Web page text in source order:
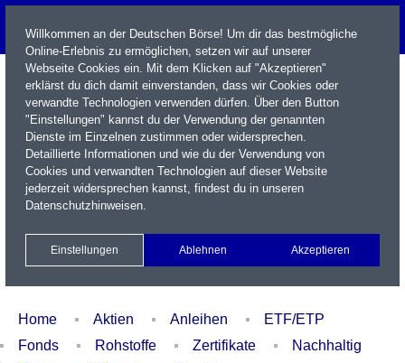
Name / WKN / ISIN / Kürzel
Xetra Realtime
Watchlist Portfolio Login
Home Aktien Anleihen
ETF/ETP
Fonds
Rohstoffe Zertifikate
Nachhaltig
Willkommen an der Deutschen Börse! Um dir das bestmögliche
Online-Erlebnis zu ermöglichen, setzen wir auf unserer
Webseite Cookies ein. Mit dem Klicken auf "Akzeptieren"
erklärst du dich damit einverstanden, dass wir Cookies oder
verwandte Technologien verwenden dürfen. Über den Button
"Einstellungen" kannst du der Verwendung der genannten
Dienste im Einzelnen zustimmen oder widersprechen.
Detaillierte Informationen und wie du der Verwendung von
Cookies und verwandten Technologien auf dieser Website
jederzeit widersprechen kannst, findest du in unseren
Datenschutzhinweisen.
Einstellungen Ablehnen Akzeptieren